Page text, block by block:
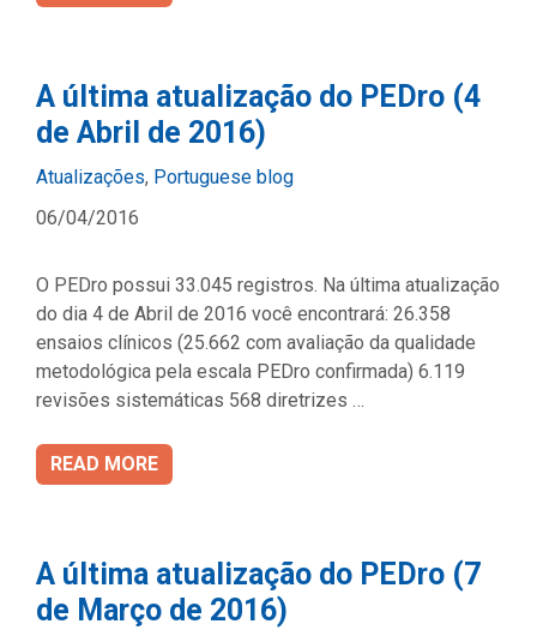
A última atualização do PEDro (4
de Abril de 2016)
Categories
Atualizações, Portuguese blog
06/04/2016
O PEDro possui 33.045 registros. Na última atualização
do dia 4 de Abril de 2016 você encontrará: 26.358
ensaios clínicos (25.662 com avaliação da qualidade
metodológica pela escala PEDro confirmada) 6.119
revisões sistemáticas 568 diretrizes …
READ MORE
A última atualização do PEDro (7
de Março de 2016)